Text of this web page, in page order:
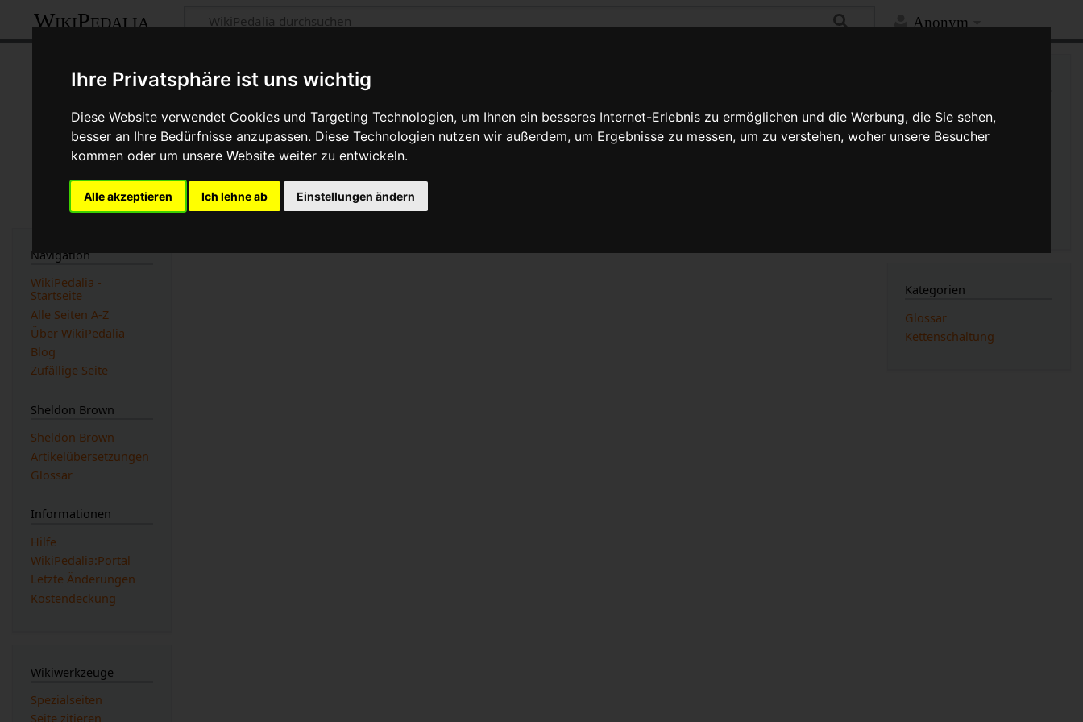
Ihre Privatsphäre ist uns wichtig
Diese Website verwendet Cookies und Targeting Technologien, um Ihnen ein besseres Internet-Erlebnis zu ermöglichen und die Werbung, die Sie sehen,
besser an Ihre Bedürfnisse anzupassen. Diese Technologien nutzen wir außerdem, um Ergebnisse zu messen, um zu verstehen, woher unsere Besucher
kommen oder um unsere Website weiter zu entwickeln.
Alle akzeptieren Ich lehne ab Einstellungen ändern
Anonym
WikiPedalia
Low Normal-Schaltwerk
Seite Diskussion Quelltext anzeigen Versionsgeschichte
Weiterleitung
Schaltwerk und Umwerfer#Low Normal-Schaltwerk
Navigation
WikiPedalia -
Startseite
Alle Seiten A-Z
Über WikiPedalia
Blog
Zufällige Seite
Sheldon Brown
Sheldon Brown
Artikelübersetzungen
Glossar
Informationen
Hilfe
WikiPedalia:Portal
Letzte Änderungen
Kostendeckung
Wikiwerkzeuge
Spezialseiten
Seite zitieren
Links auf diese Seite
Änderungen an verlinkten
Seiten
Kategorien
Glossar
Kettenschaltung